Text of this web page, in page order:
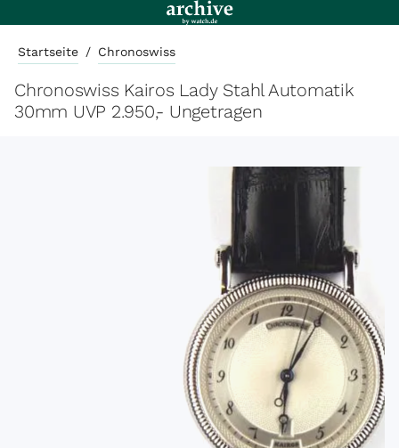
Startseite / Chronoswiss
Chronoswiss Kairos Lady Stahl Automatik
30mm UVP 2.950,- Ungetragen